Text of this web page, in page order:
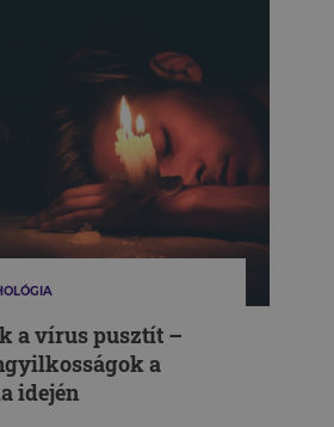
a vírus pusztít –
a
idején